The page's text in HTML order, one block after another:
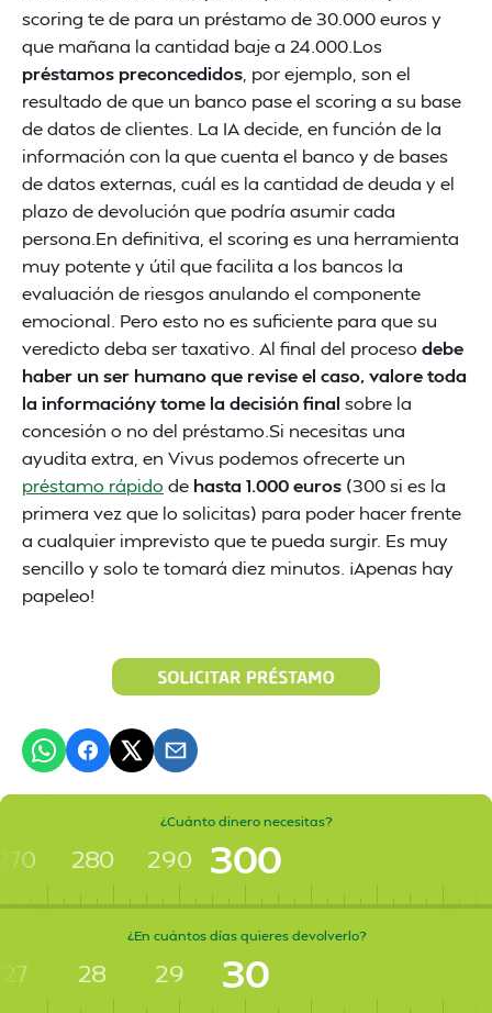
scoring te de para un préstamo de 30.000 euros y
que mañana la cantidad baje a 24.000.Los
préstamos preconcedidos , por ejemplo, son el
resultado de que un banco pase el scoring a su base
de datos de clientes. La IA decide, en función de la
información con la que cuenta el banco y de bases
de datos externas, cuál es la cantidad de deuda y el
plazo de devolución que podría asumir cada
persona.En definitiva, el scoring es una herramienta
muy potente y útil que facilita a los bancos la
evaluación de riesgos anulando el componente
emocional. Pero esto no es suficiente para que su
veredicto deba ser taxativo. Al final del proceso debe
haber un ser humano que revise el caso, valore toda
la informacióny tome la decisión final sobre la
concesión o no del préstamo.Si necesitas una
ayudita extra, en Vivus podemos ofrecerte un
préstamo rápido de hasta 1.000 euros (300 si es la
primera vez que lo solicitas) para poder hacer frente
a cualquier imprevisto que te pueda surgir. Es muy
sencillo y solo te tomará diez minutos. ¡Apenas hay
papeleo!
¿Cuánto dinero necesitas?
280 290 300
¿En cuántos días quieres devolverlo?
27 28 29 30